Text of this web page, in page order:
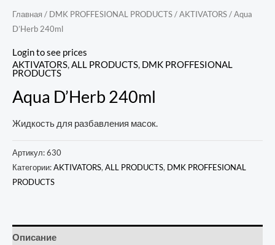
Главная / DMK PROFFESIONAL PRODUCTS/AKTIVATORS/ Aqua
D’Herb 240ml
Login to see prices
AKTIVATORS,ALL PRODUCTS, DMK PROFFESIONAL
PRODUCTS
Aqua D’Herb 240ml
Жидкость для разбавления масок.
Артикул:630
Категории:AKTIVATORS, ALL PRODUCTS, DMK PROFFESIONAL
PRODUCTS
Описание